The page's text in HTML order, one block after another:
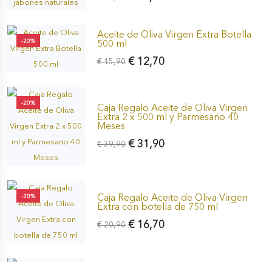
-20%
Aceite de Oliva Virgen Extra Botella
500 ml
€ 12,70
€ 15,90
-20% Caja Regalo Aceite de Oliva Virgen
Extra 2 x 500 ml y Parmesano 40
Meses
€ 31,90
€ 39,90
-20% Caja Regalo Aceite de Oliva Virgen
Extra con botella de 750 ml
€ 16,70
€ 20,90